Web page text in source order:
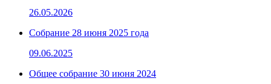
26.05.2026
Собрание 28 июня 2025 года
09.06.2025
Общее собрание 30 июня 2024